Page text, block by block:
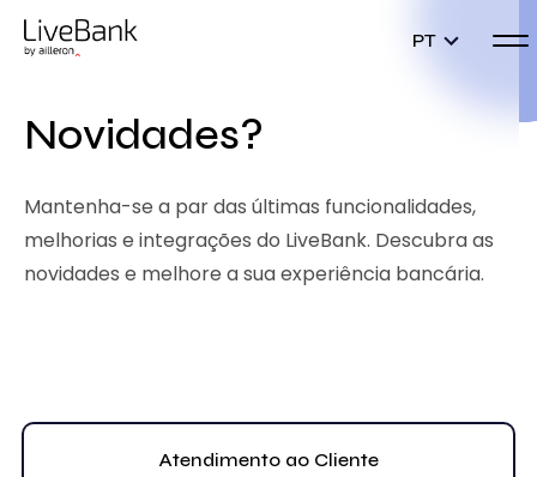
PT
Novidades?
Mantenha-se a par das últimas funcionalidades,
melhorias e integrações do LiveBank. Descubra as
novidades e melhore a sua experiência bancária.
Atendimento ao Cliente